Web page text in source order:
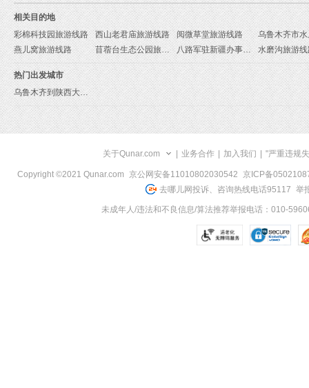
相关目的地
彩棉科技园旅游线路
西山老君庙旅游线路
阅微草堂旅游线路
燕儿窝旅游线路
苜蓿台生态公园旅游线路 八路军驻新疆办事处纪念馆旅游线路 水磨沟旅游
热门出发城市
乌鲁木齐到陕西大寺旅游报价
关于Qunar.com 业务合作 加入我们 "严重违规
Copyright ©2021 Qunar.com 京公网安备11010802030542
京ICP备
去哪儿网投诉、咨询热线电话95117 举
未成年人/违法和不良信息/算法推荐举报电话：010-